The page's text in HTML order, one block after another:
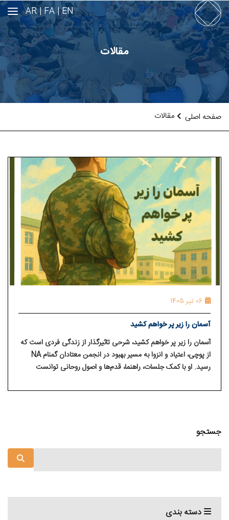
EN |
FA |
AR
مقالات
صفحه اصلی مقالات
06 تیر 1405
آسمان را زیر پر خواهم کشید
آسمان را زیر پر خواهم کشید، شرحی تاثیرگذار از زندگی فردی است که
از پوچی، اعتیاد و انزوا به مسیر بهبود در انجمن معتادان گمنام NA
رسید. او با کمک جلسات، راهنما، قدم‌ها و اصول روحانی توانست
امید و ادامه پاکی تبدیل کند.
جستجو
دسته بندی